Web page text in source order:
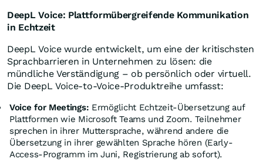
DeepL Voice: Plattformübergreifende Kommunikation
in Echtzeit
DeepL Voice wurde entwickelt, um eine der kritischsten
Sprachbarrieren in Unternehmen zu lösen: die
mündliche Verständigung – ob persönlich oder virtuell.
Die DeepL Voice-to-Voice-Produktreihe umfasst:
Voice for Meetings: Ermöglicht Echtzeit-Übersetzung auf
Plattformen wie Microsoft Teams und Zoom. Teilnehmer
sprechen in ihrer Muttersprache, während andere die
Übersetzung in ihrer gewählten Sprache hören (Early-
Access-Programm im Juni, Registrierung ab sofort).